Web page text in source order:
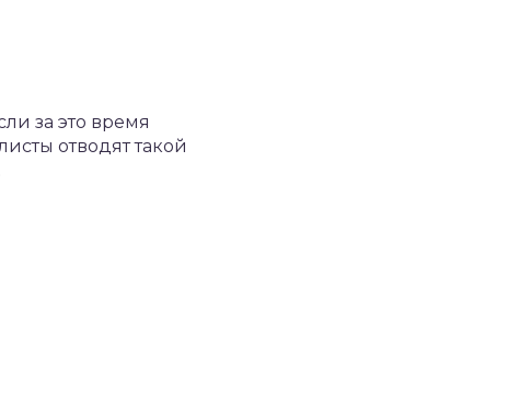
за это время
отводят такой